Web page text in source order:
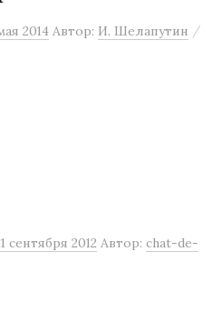
2014 Автор: И. Шелапутин /
сентября 2012 Автор: chat-de-